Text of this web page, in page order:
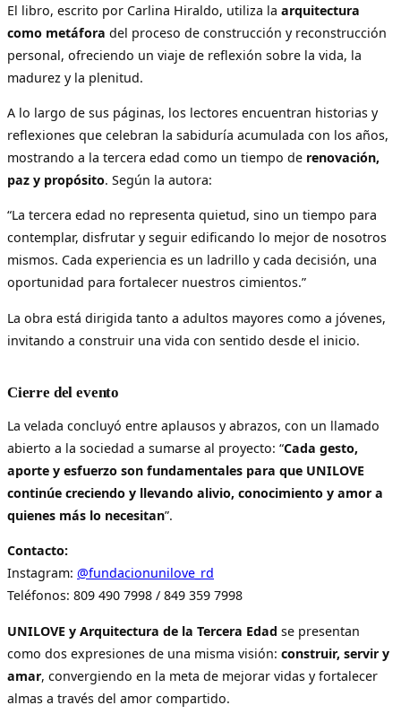
El libro, escrito por Carlina Hiraldo, utiliza la arquitectura
como metáfora del proceso de construcción y reconstrucción
personal, ofreciendo un viaje de reflexión sobre la vida, la
madurez y la plenitud.
A lo largo de sus páginas, los lectores encuentran historias y
reflexiones que celebran la sabiduría acumulada con los años,
mostrando a la tercera edad como un tiempo de renovación,
paz y propósito. Según la autora:
“La tercera edad no representa quietud, sino un tiempo para
contemplar, disfrutar y seguir edificando lo mejor de nosotros
mismos. Cada experiencia es un ladrillo y cada decisión, una
oportunidad para fortalecer nuestros cimientos.”
La obra está dirigida tanto a adultos mayores como a jóvenes,
invitando a construir una vida con sentido desde el inicio.
Cierre del evento
La velada concluyó entre aplausos y abrazos, con un llamado
abierto a la sociedad a sumarse al proyecto: “Cada gesto,
aporte y esfuerzo son fundamentales para que UNILOVE
continúe creciendo y llevando alivio, conocimiento y amor a
quienes más lo necesitan”.
Contacto:
Instagram: @fundacionunilove_rd
Teléfonos: 809 490 7998 / 849 359 7998
UNILOVE y Arquitectura de la Tercera Edad se presentan
como dos expresiones de una misma visión: construir, servir y
amar, convergiendo en la meta de mejorar vidas y fortalecer
almas a través del amor compartido.